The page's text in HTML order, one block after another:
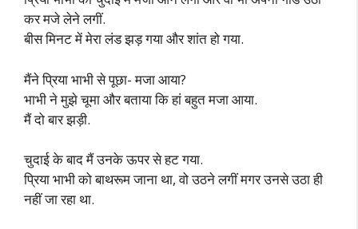
कर मजे लेने लगीं.
बीस मिनट में मेरा लंड झड़ गया और शांत हो गया.
मैंने प्रिया भाभी से पूछा- मजा आया?
भाभी ने मुझे चूमा और बताया कि हां बहुत मजा आया.
मैं दो बार झड़ी.
चुदाई के बाद मैं उनके ऊपर से हट गया.
प्रिया भाभी को बाथरूम जाना था, वो उठने लगीं मगर उनसे उठा ही
नहीं जा रहा था.